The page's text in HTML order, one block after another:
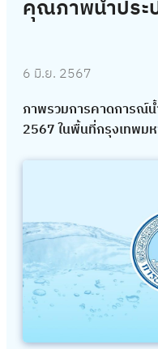
คุณภาพน้ำประ
6 มิ.ย. 2567
ภาพรวมการคาดการณ์
2567 ในพื้นที่กรุงเทพม